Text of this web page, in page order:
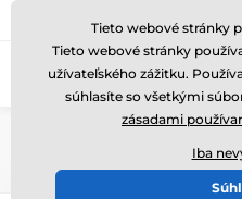
Zavolajte nám (Po-Pi 8-17)
Tieto webové stránky
Tieto webové stránky
užívateľského zážitku.
súhlasíte so všetkými
zásadami
Iba